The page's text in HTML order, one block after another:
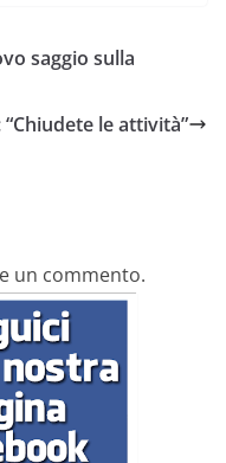
saggio sulla
le attività”
un commento.